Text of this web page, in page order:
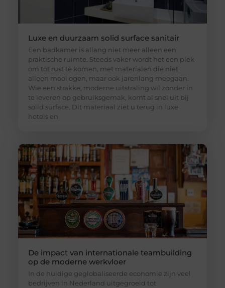
Luxe en duurzaam solid surface sanitair
Een badkamer is allang niet meer alleen een
praktische ruimte. Steeds vaker wordt het een plek
om tot rust te komen, met materialen die niet
alleen mooi ogen, maar ook jarenlang meegaan.
Wie een strakke, moderne uitstraling wil zonder in
te leveren op gebruiksgemak, komt al snel uit bij
solid surface. Dit materiaal ziet u terug in luxe
hotels en
De impact van internationale teambuilding
op de moderne werkvloer
In de huidige geglobaliseerde economie zijn veel
bedrijven in Nederland uitgegroeid tot